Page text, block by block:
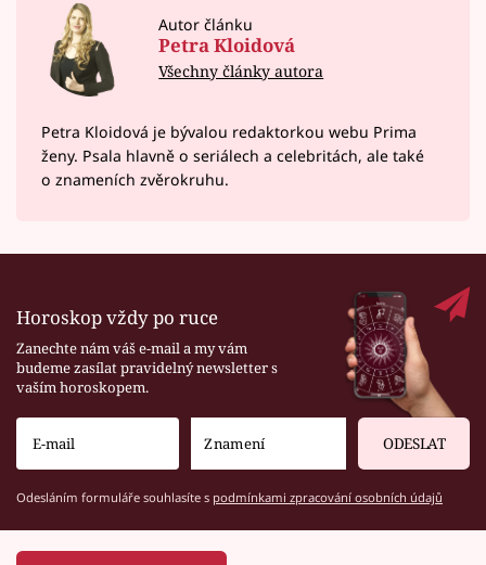
Autor článku
Petra Kloidová
Všechny články autora
Petra Kloidová je bývalou redaktorkou webu Prima
ženy. Psala hlavně o seriálech a celebritách, ale také
o znameních zvěrokruhu.
Horoskop vždy po ruce
Zanechte nám váš e-mail a my vám
budeme zasílat pravidelný newsletter s
vaším horoskopem.
ODESLAT
Odesláním formuláře souhlasíte s podmínkami zpracování osobních údajů